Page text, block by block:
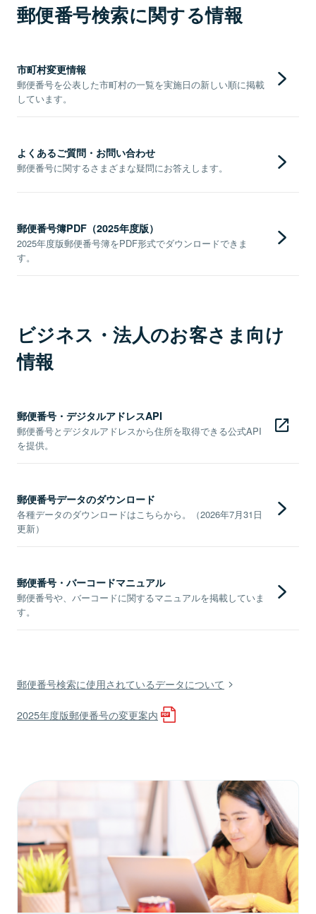
郵便番号検索に関する情報
市町村変更情報
郵便番号を公表した市町村の一覧を実施日の新しい順に掲載
しています。
よくあるご質問・お問い合わせ
郵便番号に関するさまざまな疑問にお答えします。
郵便番号簿PDF（2025年度版）
2025年度版郵便番号簿をPDF形式でダウンロードできま
す。
ビジネス・法人のお客さま向け
情報
郵便番号・デジタルアドレスAPI
郵便番号とデジタルアドレスから住所を取得できる公式API
を提供。
郵便番号データのダウンロード
各種データのダウンロードはこちらから。（2026年7月31日
更新）
郵便番号・バーコードマニュアル
郵便番号や、バーコードに関するマニュアルを掲載していま
す。
郵便番号検索に使用されているデータについて
2025年度版郵便番号の変更案内